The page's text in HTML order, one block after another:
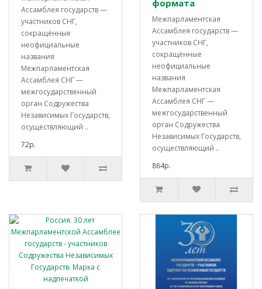
Ассамблея государств —
участников СНГ,
сокращённые
неофициальные
названия
Межпарламентская
Ассамблея СНГ —
межгосударственный
орган Содружества
Независимых Государств,
осуществляющий ..
72р.
формата
Межпарламентская
Ассамблея государств —
участников СНГ,
сокращённые
неофициальные
названия
Межпарламентская
Ассамблея СНГ —
межгосударственный
орган Содружества
Независимых Государств,
осуществляющий ..
864р.